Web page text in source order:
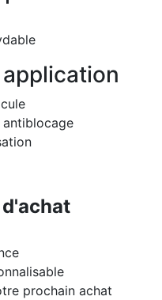
antiblocage
prochain achat